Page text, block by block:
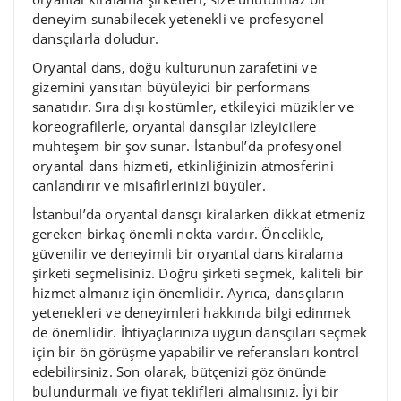
deneyim sunabilecek yetenekli ve profesyonel
dansçılarla doludur.
Oryantal dans, doğu kültürünün zarafetini ve
gizemini yansıtan büyüleyici bir performans
sanatıdır. Sıra dışı kostümler, etkileyici müzikler ve
koreografilerle, oryantal dansçılar izleyicilere
muhteşem bir şov sunar. İstanbul’da profesyonel
oryantal dans hizmeti, etkinliğinizin atmosferini
canlandırır ve misafirlerinizi büyüler.
İstanbul’da oryantal dansçı kiralarken dikkat etmeniz
gereken birkaç önemli nokta vardır. Öncelikle,
güvenilir ve deneyimli bir oryantal dans kiralama
şirketi seçmelisiniz. Doğru şirketi seçmek, kaliteli bir
hizmet almanız için önemlidir. Ayrıca, dansçıların
yetenekleri ve deneyimleri hakkında bilgi edinmek
de önemlidir. İhtiyaçlarınıza uygun dansçıları seçmek
için bir ön görüşme yapabilir ve referansları kontrol
edebilirsiniz. Son olarak, bütçenizi göz önünde
bulundurmalı ve fiyat teklifleri almalısınız. İyi bir